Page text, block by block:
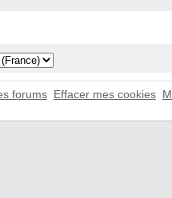
forums Effacer mes cookies